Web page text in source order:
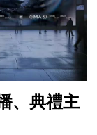
、典禮主